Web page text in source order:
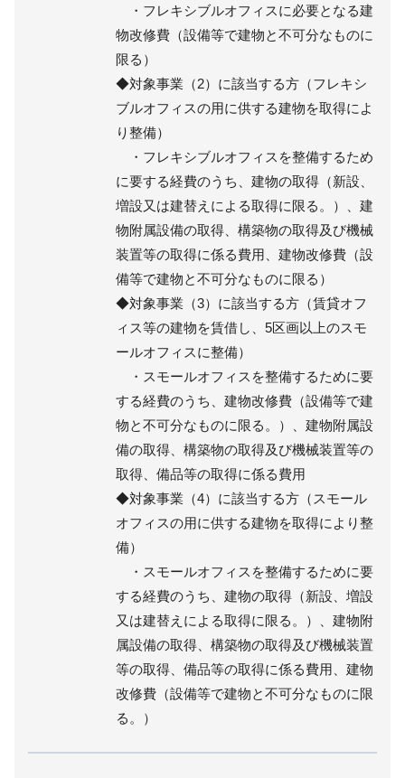
・フレキシブルオフィスに必要となる建
物改修費（設備等で建物と不可分なものに
限る）
◆対象事業（2）に該当する方（フレキシ
ブルオフィスの用に供する建物を取得によ
り整備）
・フレキシブルオフィスを整備するため
に要する経費のうち、建物の取得（新設、
増設又は建替えによる取得に限る。）、建
物附属設備の取得、構築物の取得及び機械
装置等の取得に係る費用、建物改修費（設
備等で建物と不可分なものに限る）
◆対象事業（3）に該当する方（賃貸オフ
ィス等の建物を賃借し、5区画以上のスモ
ールオフィスに整備）
・スモールオフィスを整備するために要
する経費のうち、建物改修費（設備等で建
物と不可分なものに限る。）、建物附属設
備の取得、構築物の取得及び機械装置等の
取得、備品等の取得に係る費用
◆対象事業（4）に該当する方（スモール
オフィスの用に供する建物を取得により整
備）
・スモールオフィスを整備するために要
する経費のうち、建物の取得（新設、増設
又は建替えによる取得に限る。）、建物附
属設備の取得、構築物の取得及び機械装置
等の取得、備品等の取得に係る費用、建物
改修費（設備等で建物と不可分なものに限
る。）